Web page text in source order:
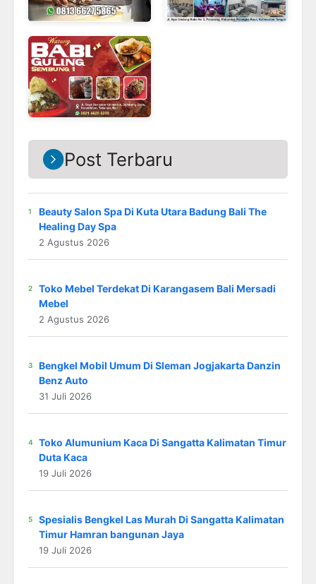
Post Terbaru
Beauty Salon Spa Di Kuta Utara Badung Bali The
Healing Day Spa
2 Agustus 2026
Toko Mebel Terdekat Di Karangasem Bali Mersadi
Mebel
2 Agustus 2026
Bengkel Mobil Umum Di Sleman Jogjakarta Danzin
Benz Auto
31 Juli 2026
Toko Alumunium Kaca Di Sangatta Kalimatan Timur
Duta Kaca
19 Juli 2026
Spesialis Bengkel Las Murah Di Sangatta Kalimatan
Timur Hamran bangunan Jaya
19 Juli 2026